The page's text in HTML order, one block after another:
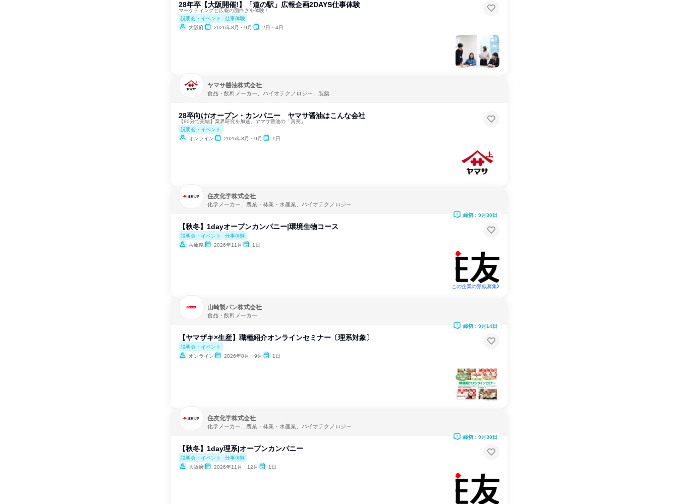
28年卒【大阪開催!】「道の駅」広報企画2DAYS仕事体験
マーケティングと広報の面白さを体験！
説明会・イベント
仕事体験
大阪府
2026年8月・9月 2日～4日
ヤマサ醬油株式会社
食品・飲料メーカー、バイオテクノロジー、製薬
28卒向け/オープン・カンパニー ヤマサ醤油はこんな会社
【90分で完結】業界研究を加速。ヤマサ醤油の「真実」
説明会・イベント
オンライン
2026年8月・9月 1日
住友化学株式会社
化学メーカー、農業・林業・水産業、バイオテクノロジー
【秋冬】1dayオープンカンパニー|環境生物コース
説明会・イベント
仕事体験
兵庫県
2026年11月 1日
締切：9月30日
この企業の類似募集
山崎製パン株式会社
食品・飲料メーカー
【ヤマザキ×生産】職種紹介オンラインセミナー〔理系対象〕
説明会・イベント
オンライン
2026年8月・9月 1日
締切：9月14日
住友化学株式会社
化学メーカー、農業・林業・水産業、バイオテクノロジー
【秋冬】1day理系|オープンカンパニー
説明会・イベント
仕事体験
大阪府
2026年11月・12月 1日
締切：9月30日